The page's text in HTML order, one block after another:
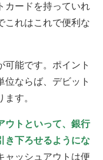
カードを持っていれ
これはこれで便利な
可能です。ポイント
位ならば、デビット
す。
ウトといって、銀行
き下ろせるようにな
ャッシュアウトは便